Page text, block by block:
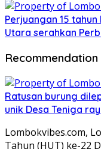
Perjuangan 15
Utara serahkan
Ratusan burung
unik Desa Teniga
Lombokvibes.com,
Tahun (HUT) ke-22